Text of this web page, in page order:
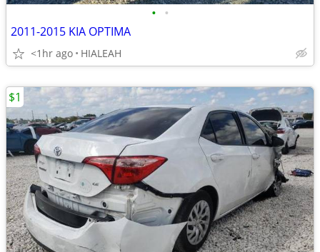
• •
2011-2015 KIA OPTIMA
<1hr ago HIALEAH
$1